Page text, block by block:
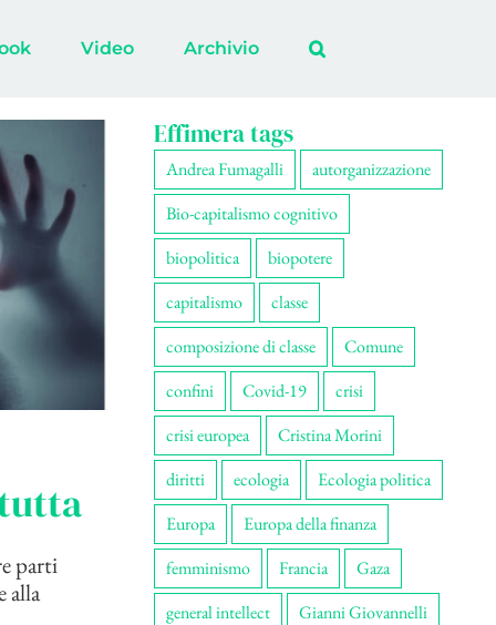
Video Archivio
parti
alla
Effimera tags
Andrea Fumagalli
autorganizzazione
Bio-capitalismo cognitivo
biopolitica
biopotere
capitalismo
classe
composizione di classe
Comune
confini
Covid-19
crisi
crisi europea
Cristina Morini
diritti
ecologia
Ecologia politica
Europa
Europa della finanza
femminismo
Francia
Gaza
general intellect
Gianni Giovannelli